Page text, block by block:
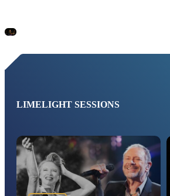
LIMELIGHT SESSIONS